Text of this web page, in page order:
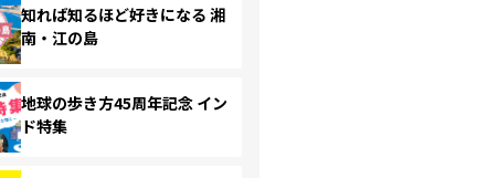
知れば知るほど好きになる 湘
南・江の島
地球の歩き方45周年記念 イン
ド特集